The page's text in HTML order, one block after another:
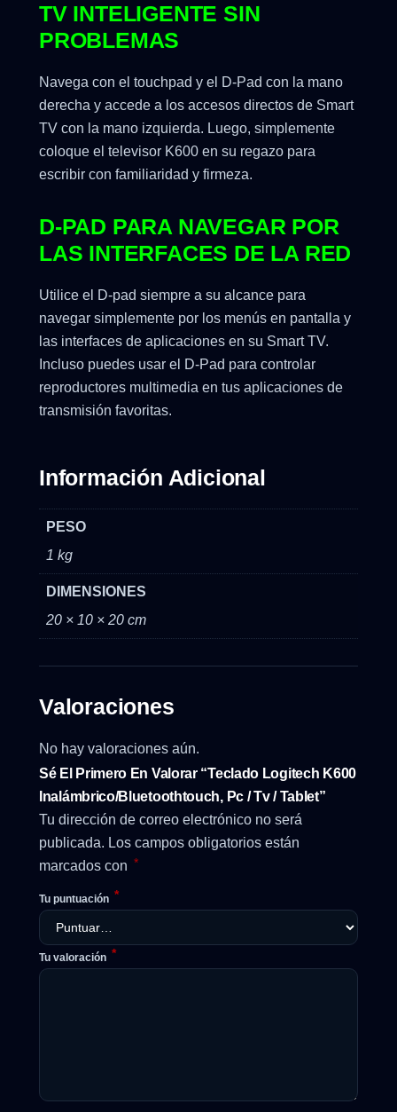
TV INTELIGENTE SIN
PROBLEMAS
Navega con el touchpad y el D-Pad con la mano
derecha y accede a los accesos directos de Smart
TV con la mano izquierda. Luego, simplemente
coloque el televisor K600 en su regazo para
escribir con familiaridad y firmeza.
D-PAD PARA NAVEGAR POR
LAS INTERFACES DE LA RED
Utilice el D-pad siempre a su alcance para
navegar simplemente por los menús en pantalla y
las interfaces de aplicaciones en su Smart TV.
Incluso puedes usar el D-Pad para controlar
reproductores multimedia en tus aplicaciones de
transmisión favoritas.
Información Adicional
PESO
1 kg
DIMENSIONES
20 × 10 × 20 cm
Valoraciones
No hay valoraciones aún.
Sé El Primero En Valorar “Teclado Logitech K600
Inalámbrico/Bluetoothtouch, Pc / Tv / Tablet”
Tu dirección de correo electrónico no será
publicada. Los campos obligatorios están
marcados con *
Tu puntuación *
Tu valoración *